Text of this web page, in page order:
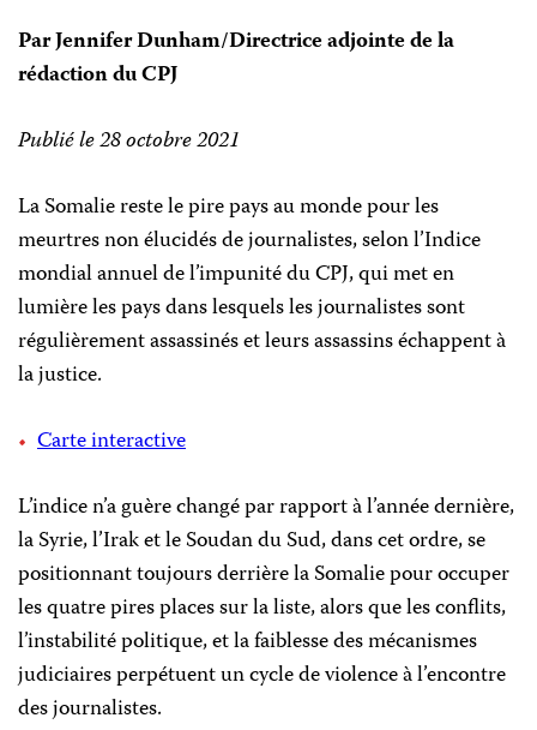
Par Jennifer Dunham/Directrice adjointe de la
rédaction du CPJ
Publié le 28 octobre 2021
La Somalie reste le pire pays au monde pour les
meurtres non élucidés de journalistes, selon l’Indice
mondial annuel de l’impunitédu CPJ, qui met en
lumière les pays dans lesquels les journalistes sont
régulièrement assassinés et leurs assassins échappent à
la justice.
Carte interactive
L’indice n’a guère changé par rapport à l’année dernière,
la Syrie, l’Irak et le Soudan du Sud, dans cet ordre, se
positionnant toujours derrière la Somalie pour occuper
les quatre pires places sur la liste, alors que les conflits,
l’instabilité politique, et la faiblesse des mécanismes
judiciaires perpétuent un cycle de violence à l’encontre
des journalistes.